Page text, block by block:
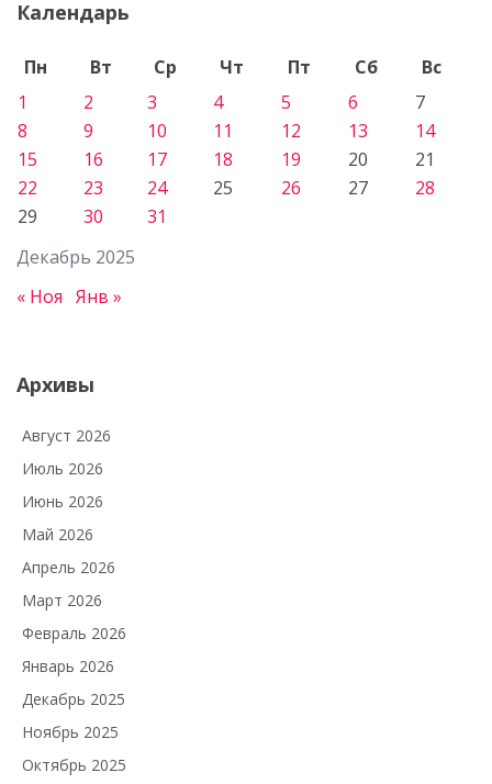
Календарь
Декабрь 2025
Пн Вт Ср Чт Пт Сб
Вс
1
2 3 4 5 6
7
8
9 10 11 12 13
14
15
16 17 18 19 20
21
22
23 24 25 26 27
28
29
30 31
« Ноя Янв »
Архивы
Август 2026
Июль 2026
Июнь 2026
Май 2026
Апрель 2026
Март 2026
Февраль 2026
Январь 2026
Декабрь 2025
Ноябрь 2025
Октябрь 2025